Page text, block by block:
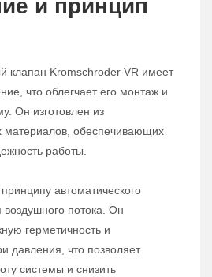
и принцип
клапан Kromschroder VR имеет
что облегчает его монтаж и
Он изготовлен из
материалов, обеспечивающих
работы.
автоматического
воздушного потока. Он
герметичность и
давления, что позволяет
системы и снизить